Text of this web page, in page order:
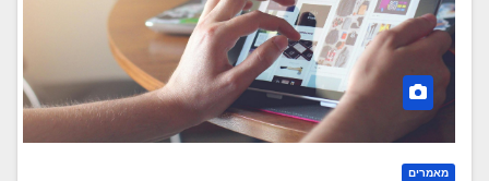
מאמרים